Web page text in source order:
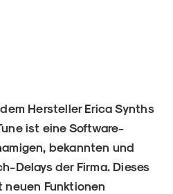
Hersteller Erica Synths
ist eine Software-
bekannten und
Delays der Firma. Dieses
neuen Funktionen